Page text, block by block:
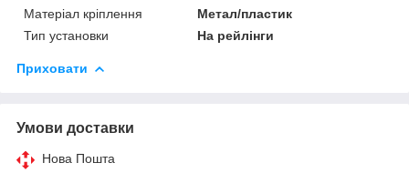
Матеріал кріплення
Метал/пластик
Тип установки
На рейлінги
Приховати
Умови доставки
Нова Пошта